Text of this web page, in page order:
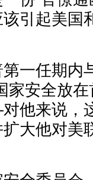
引起美国
任期内
家安全放
他来说，
大他对美